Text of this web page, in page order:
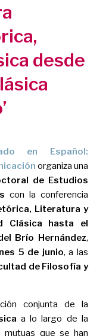
desde
en Español:
organiza una
de Estudios
con la conferencia
Literatura y
Clásica hasta el
Brío Hernández,
5 de junio, a las
de Filosofía y
conjunta de la
a lo largo de la
mutuas que se han